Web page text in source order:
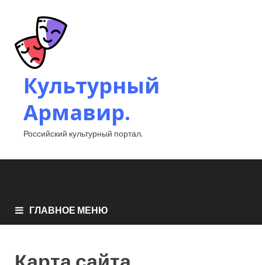
Культурный
Армавир.
Российский культурный портал.
ГЛАВНОЕ МЕНЮ